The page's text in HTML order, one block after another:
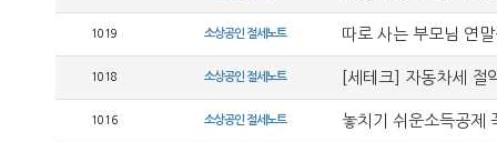
1019 소상공인 절세노트 따로 사는 부모님 연
1018 소상공인 절세노트 [세테크] 자동차세 절
1016 소상공인 절세노트 놓치기 쉬운소득공제